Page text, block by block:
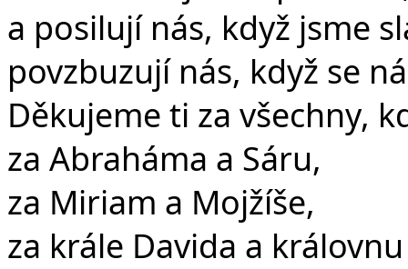
a posilují nás, když jsme
povzbuzují nás, když se
Děkujeme ti za všechny,
za Abraháma a Sáru,
za Miriam a Mojžíše,
za krále Davida a královnu